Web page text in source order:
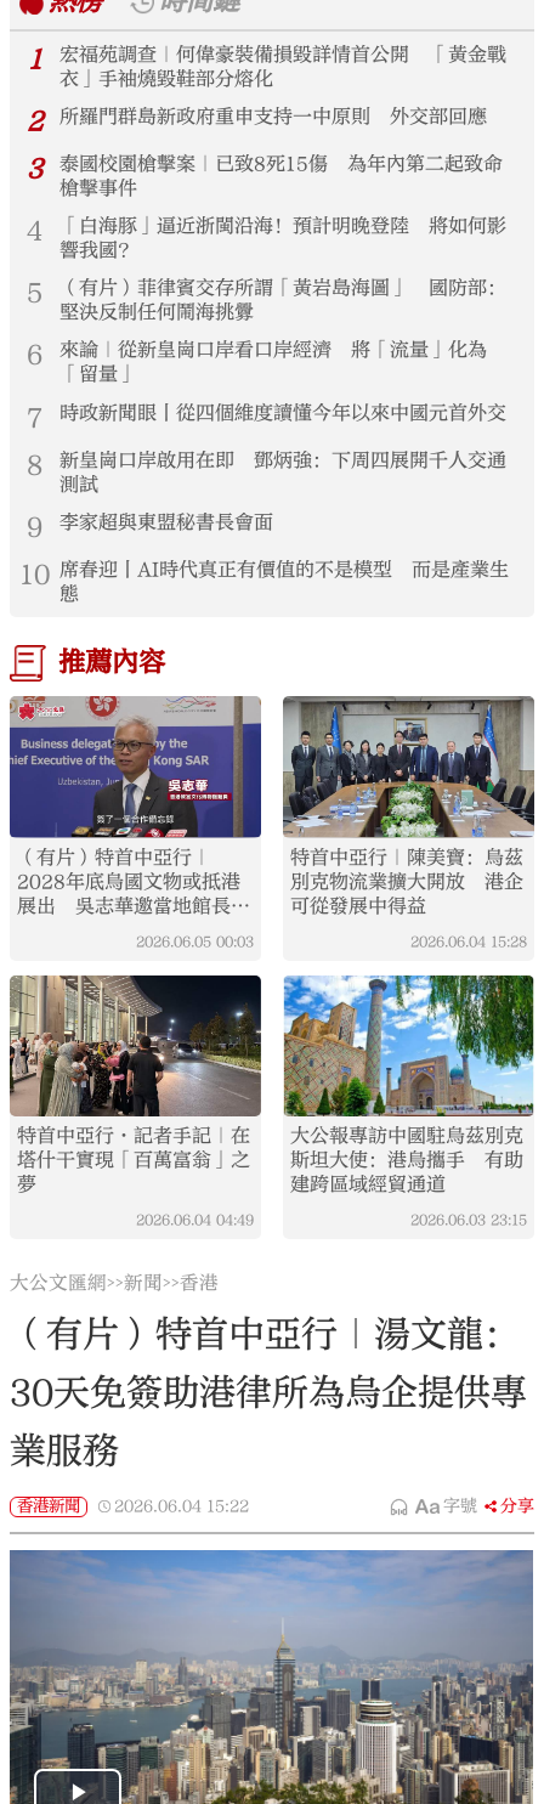
1
宏福苑調查｜何偉豪裝備損毀詳情首公開 「黃金戰
衣」手袖燒毀鞋部分熔化
2 所羅門群島新政府重申支持一中原則 外交部回應
3
泰國校園槍擊案｜已致8死15傷 為年內第二起致命
槍擊事件
4
「白海豚」逼近浙閩沿海！預計明晚登陸 將如何影
響我國？
5
（有片）菲律賓交存所謂「黃岩島海圖」 國防部：
堅決反制任何鬧海挑釁
6
來論｜從新皇崗口岸看口岸經濟 將「流量」化為
「留量」
7 時政新聞眼丨從四個維度讀懂今年以來中國元首外交
8
新皇崗口岸啟用在即 鄧炳強：下周四展開千人交通
測試
9 李家超與東盟秘書長會面
10 席春迎丨AI時代真正有價值的不是模型 而是產業生
態
推薦內容
（有片）特首中亞行｜
2028年底烏國文物或抵港
展出 吳志華邀當地館長年
2026.06.05 00:03
特首中亞行｜陳美寶：烏茲
別克物流業擴大開放 港企
可從發展中得益
2026.06.04 15:28
特首中亞行·記者手記｜在
塔什干實現「百萬富翁」之
夢
2026.06.04 04:49
大公報專訪中國駐烏茲別克
斯坦大使：港烏攜手 有助
建跨區域經貿通道
2026.06.03 23:15
大公文匯網>>新聞>>香港
（有片）特首中亞行｜湯文龍：
30天免簽助港律所為烏企提供專
業服務
香港新聞 2026.06.04 15:22 字號 分享